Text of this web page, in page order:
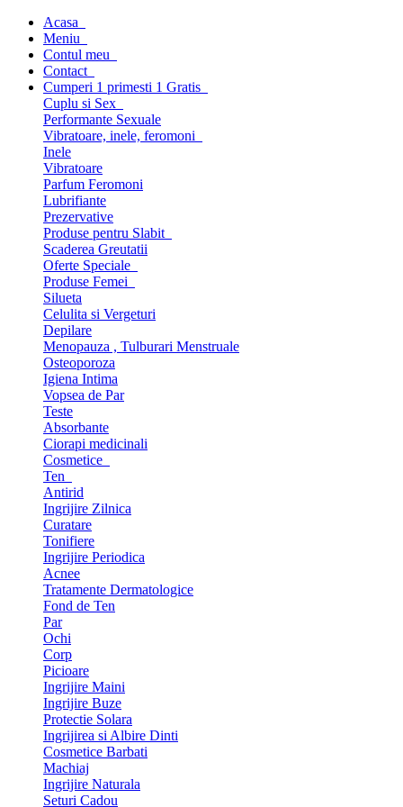
Acasa
Meniu
Contul meu
Contact
Cumperi 1 primesti 1 Gratis
Cuplu si Sex
Performante Sexuale
Vibratoare, inele, feromoni
Inele
Vibratoare
Parfum Feromoni
Lubrifiante
Prezervative
Produse pentru Slabit
Scaderea Greutatii
Oferte Speciale
Produse Femei
Silueta
Celulita si Vergeturi
Depilare
Menopauza , Tulburari Menstruale
Osteoporoza
Igiena Intima
Vopsea de Par
Teste
Absorbante
Ciorapi medicinali
Cosmetice
Ten
Antirid
Ingrijire Zilnica
Curatare
Tonifiere
Ingrijire Periodica
Acnee
Tratamente Dermatologice
Fond de Ten
Par
Ochi
Corp
Picioare
Ingrijire Maini
Ingrijire Buze
Protectie Solara
Ingrijirea si Albire Dinti
Cosmetice Barbati
Machiaj
Ingrijire Naturala
Seturi Cadou